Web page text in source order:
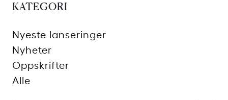
KATEGORI
Nyeste lanseringer
Nyheter
Oppskrifter
Alle